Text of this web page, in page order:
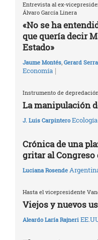
Entrevista al ex-
Álvaro García Linera
«No se ha
que quería decir
Estado»
Jaume Montés, Gerard
Economía |
Instrumento de
La manipulación
J. Luis Carpintero
Crónica de una
gritar al Congreso
Luciana Rosende
Hasta el vicepresidente
Viejos y nuevos
Aleardo Laría Rajneri